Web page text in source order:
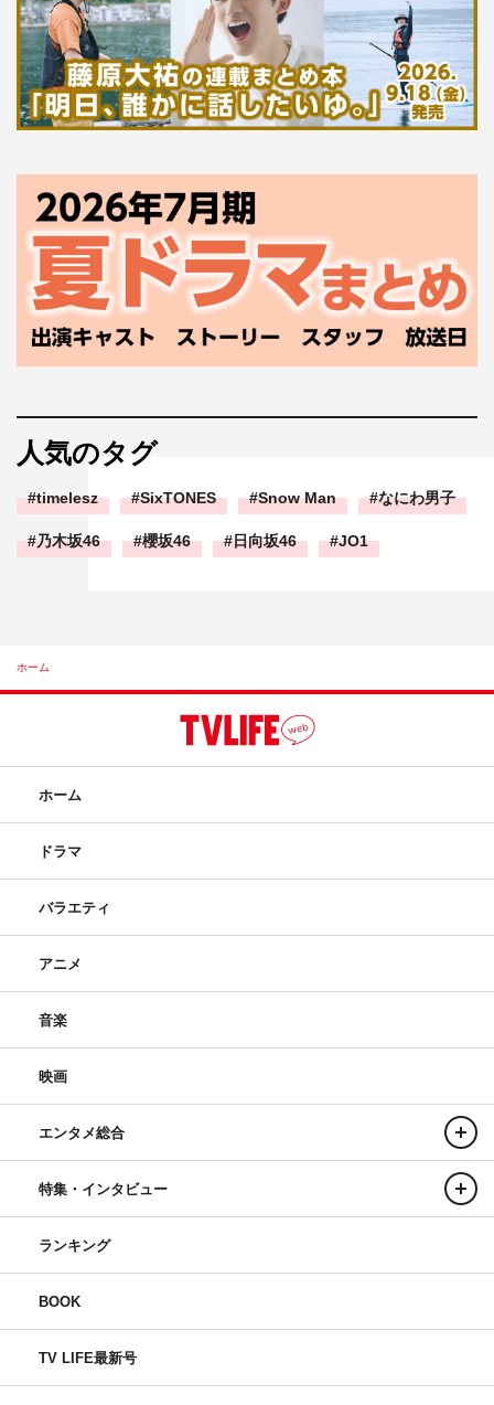
人気のタグ
timelesz SixTONES Snow Man なにわ男子
乃木坂46 櫻坂46 日向坂46 JO1
ホーム
ホーム
ドラマ
バラエティ
アニメ
音楽
映画
エンタメ総合
特集・インタビュー
ランキング
BOOK
TV LIFE最新号